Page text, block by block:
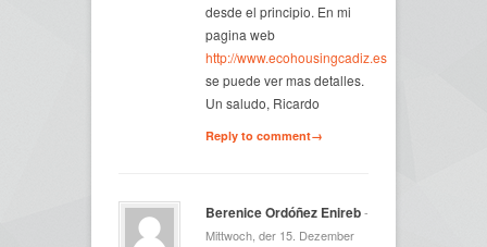
desde el principio. En mi
pagina web
http://www.ecohousingcadiz.es
se puede ver mas detalles.
Un saludo, Ricardo
Reply to comment→
Berenice Ordóñez Enireb-
Mittwoch, der 15. Dezember